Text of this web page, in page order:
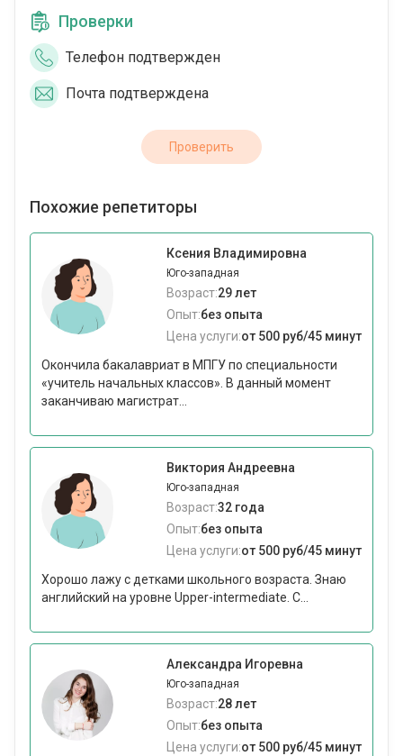
Проверки
Телефон подтвержден
Почта подтверждена
Проверить
Похожие репетиторы
Ксения Владимировна
Юго-западная
Возраст:29 лет
Опыт:без опыта
Цена услуги:от 500 руб/45 минут
Окончила бакалавриат в МПГУ по специальности
«учитель начальных классов». В данный момент
заканчиваю магистрат...
Виктория Андреевна
Юго-западная
Возраст:32 года
Опыт:без опыта
Цена услуги:от 500 руб/45 минут
Хорошо лажу с детками школьного возраста. Знаю
английский на уровне Upper-intermediate. С...
Александра Игоревна
Юго-западная
Возраст:28 лет
Опыт:без опыта
Цена услуги:от 500 руб/45 минут